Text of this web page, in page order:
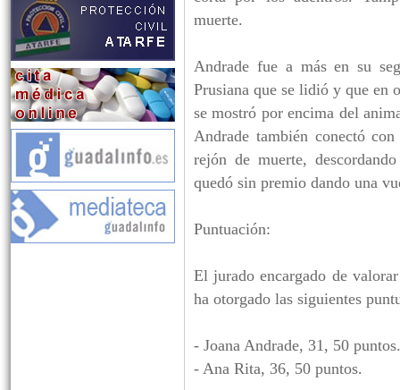
muerte.
Andrade fue a más en su
Prusiana que se lidió y que en
se mostró por encima del
Andrade también conectó
rejón de muerte,
quedó sin premio dando una
Puntuación:
El jurado encargado de
ha otorgado las siguientes
- Joana Andrade, 31, 50 puntos.
- Ana Rita, 36, 50 puntos.